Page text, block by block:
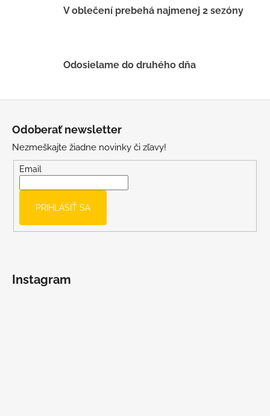
v
ý
s
V oblečení prebehá najmenej 2 sezóny
Odosielame do druhého dňa
Odoberať newsletter
Nezmeškajte žiadne novinky či zľavy!
Email
PRIHLÁSIŤ SA
Instagram